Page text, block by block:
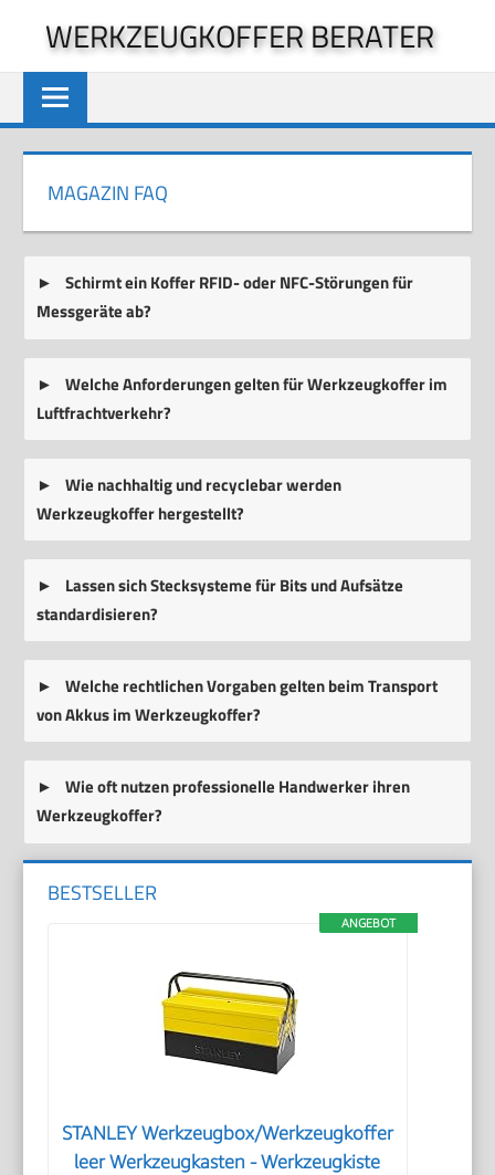
springen
WERKZEUGKOFFER BERATER
MAGAZIN FAQ
Schirmt ein Koffer RFID- oder NFC-Störungen für
Messgeräte ab?
Welche Anforderungen gelten für Werkzeugkoffer im
Luftfrachtverkehr?
Wie nachhaltig und recyclebar werden
Werkzeugkoffer hergestellt?
Lassen sich Stecksysteme für Bits und Aufsätze
standardisieren?
Welche rechtlichen Vorgaben gelten beim Transport
von Akkus im Werkzeugkoffer?
Wie oft nutzen professionelle Handwerker ihren
Werkzeugkoffer?
BESTSELLER
ANGEBOT
STANLEY Werkzeugbox/Werkzeugkoffer
leer Werkzeugkasten - Werkzeugkiste